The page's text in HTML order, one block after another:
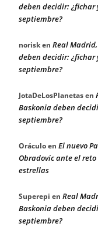
deben decidir: ¿fichar
septiembre?
norisken Real
deben decidir: ¿fichar
septiembre?
JotaDeLosPlanetasen
Baskonia deben
septiembre?
Oráculoen El nuevo
Obradovic ante el
estrellas
Superepi en Real
Baskonia deben
septiembre?